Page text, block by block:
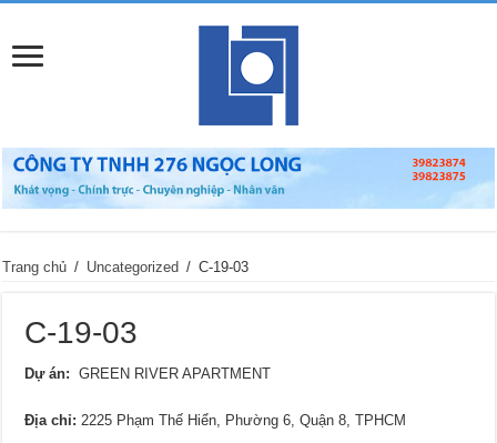
Trang chủ / Uncategorized / C-19-03
C-19-03
Dự án: GREEN RIVER APARTMENT
Địa chỉ: 2225 Phạm Thế Hiển, Phường 6, Quận 8, TPHCM